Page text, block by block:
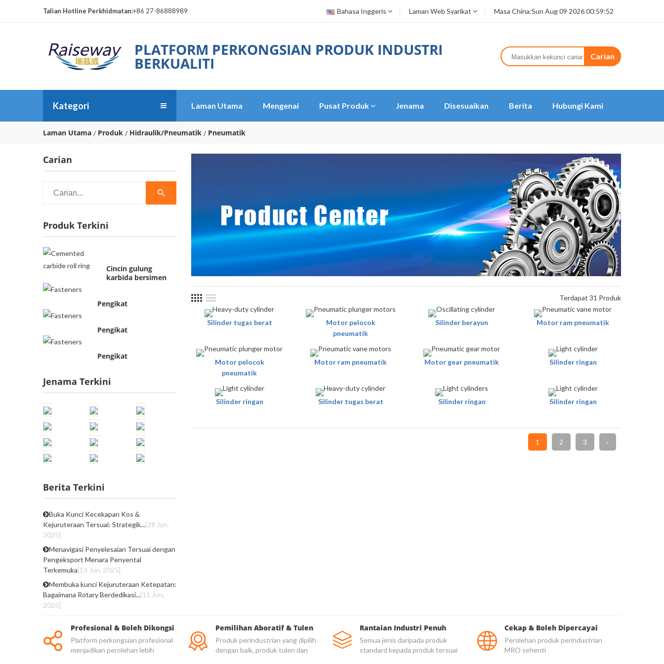
Talian Hotline Perkhidmatan:+86 27-86888989 Bahasa Inggeris Laman Web Syarikat Masa China:Sun Aug 09 2026 00:59:52
PLATFORM PERKONGSIAN PRODUK INDUSTRI
BERKUALITI Carian
Kategori Laman Utama Mengenai Pusat Produk Jenama Disesuaikan Berita Hubungi Kami
Laman Utama Produk Hidraulik/Pneumatik Pneumatik
Carian
Produk Terkini
Cincin gulung
karbida bersimen
Pengikat
Pengikat
Pengikat
Jenama Terkini
Berita Terkini
Buka Kunci Kecekapan Kos &
Kejuruteraan Tersuai: Strategik...[28 Jun,
2025]
Menavigasi Penyelesaian Tersuai dengan
Pengeksport Menara Penyental
Terkemuka[13 Jun, 2025]
Membuka kunci Kejuruteraan Ketepatan:
Bagaimana Rotary Berdedikasi...[11 Jun,
2025]
Terdapat 31 Produk
Silinder tugas berat
Motor pelocok
pneumatik
Silinder berayun Motor ram pneumatik
Motor pelocok
pneumatik
Motor ram pneumatik Motor gear pneumatik Silinder ringan
Silinder ringan Silinder tugas berat Silinder ringan Silinder ringan
1 2 3 ›
Profesional & Boleh Dikongsi
Platform perkongsian profesional
menjadikan perolehan lebih
Pemilihan Aboratif & Tulen
Produk perindustrian yang dipilih
dengan baik, produk tulen dan
Rantaian Industri Penuh
Semua jenis daripada produk
standard kepada produk tersuai
Cekap & Boleh Dipercayai
Perolehan produk perindustrian
MRO sehenti